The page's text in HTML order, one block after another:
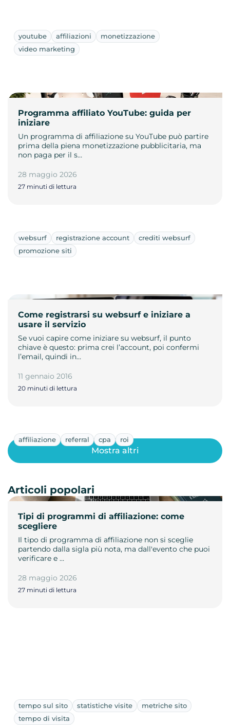
youtube affiliazioni
monetizzazione
video marketing
Programma affiliato YouTube: guida per
iniziare
Un programma di affiliazione su YouTube può partire
prima della piena monetizzazione pubblicitaria, ma
non paga per il s…
28 maggio 2026
27 minuti di lettura
websurf registrazione account
crediti websurf
promozione siti
Come registrarsi su websurf e iniziare a
usare il servizio
Se vuoi capire come iniziare su websurf, il punto
chiave è questo: prima crei l’account, poi confermi
l’email, quindi in…
11 gennaio 2016
20 minuti di lettura
affiliazione referral cpa roi
Tipi di programmi di affiliazione: come
scegliere
Il tipo di programma di affiliazione non si sceglie
partendo dalla sigla più nota, ma dall'evento che puoi
verificare e …
28 maggio 2026
27 minuti di lettura
Mostra altri
Articoli popolari
tempo sul sito statistiche visite
metriche sito
tempo di visita